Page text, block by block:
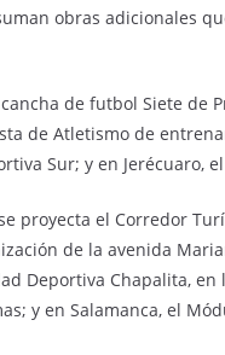
obras adicionales
de futbol Siete
de Atletismo de
Sur; y en Jerécuaro,
proyecta el Corredor
de la avenida
Deportiva Chapalita,
y en Salamanca, el